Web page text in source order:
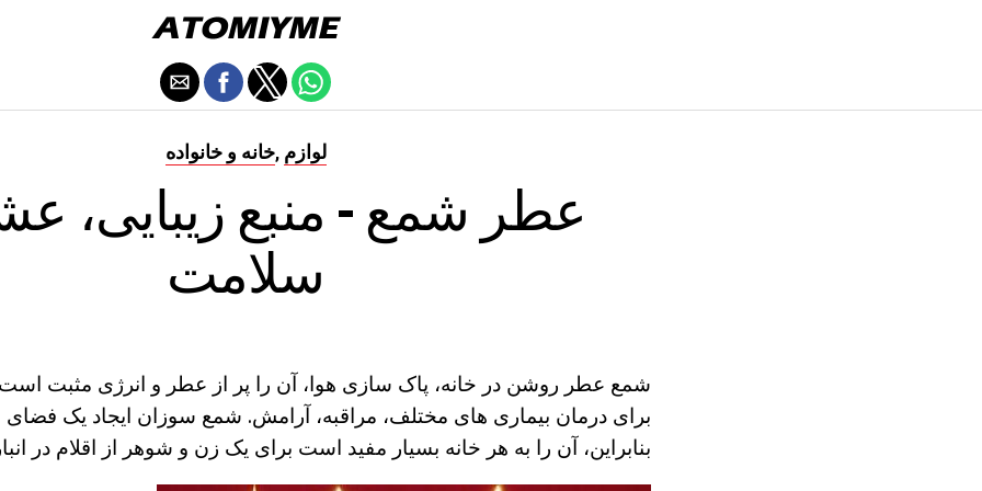
خانه و خانواده, لوازم
عطر شمع - منبع زیبایی،
سلامت
شمع عطر روشن در خانه، پاک سازی هوا، آن را پر از عطر و انرژی مثبت
برای درمان بیماری های مختلف، مراقبه، آرامش. شمع سوزان ایجاد یک
بنابراین، آن را به هر خانه بسیار مفید است برای یک زن و شوهر از اقلام در